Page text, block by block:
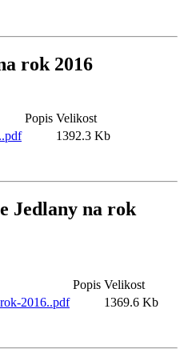
rok 2016
Popis Velikost
1392.3 Kb
Jedlany na rok
Popis Velikost
2016..pdf
1369.6 Kb